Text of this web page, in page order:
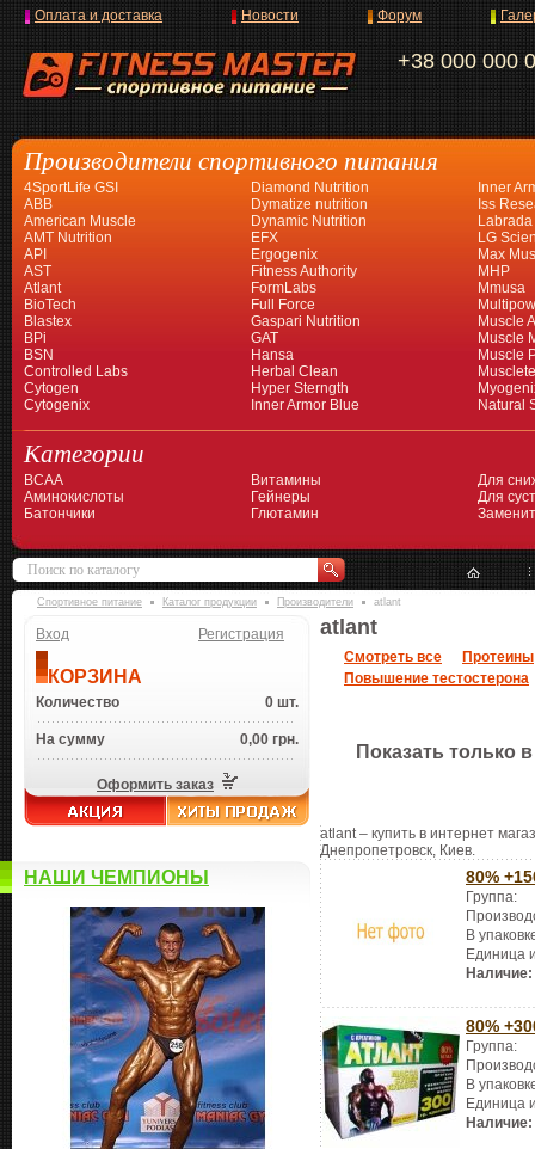
+38 000 000
Оплата и доставка Новости Форум
Производители спортивного питания
4SportLife GSI
ABB
American Muscle
AMT Nutrition
API
AST
Atlant
BioTech
Blastex
BPi
BSN
Controlled Labs
Cytogen
Cytogenix
Diamond Nutrition
Dymatize nutrition
Dynamic Nutrition
EFX
Ergogenix
Fitness Authority
FormLabs
Full Force
Gaspari Nutrition
GAT
Hansa
Herbal Clean
Hyper Sterngth
Inner Armor Blue
Inner
Iss
Labrada
LG
Max
MHP
Mmusa
Muscle
Muscle
Muscle
Natural
Категории
BCAA
Аминокислоты
Батончики
Витамины
Гейнеры
Глютамин
Для
Для
Спортивное питание Каталог продукции Производители atlant
Вход Регистрация
КОРЗИНА
Количество 0 шт.
На сумму 0,00 грн.
Оформить заказ
НАШИ ЧЕМПИОНЫ
atlant
Смотреть все
Протеины
Повышение тестостерона
Показать только
atlant – купить в интернет
Днепропетровск, Киев.
80%
Группа:
В
Единица
Наличие:
80%
Группа:
В
Единица
Наличие: